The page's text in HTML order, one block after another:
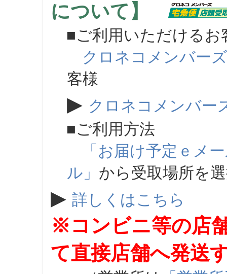
について】
■ご利用いただけるお
クロネコメンバーズ
客様
▶ クロネコメンバー
■ご利用方法
「お届け予定ｅメ
ル」 から受取場所を
▶ 詳しくはこちら
※コンビニ等の店
て直接店舗へ発送